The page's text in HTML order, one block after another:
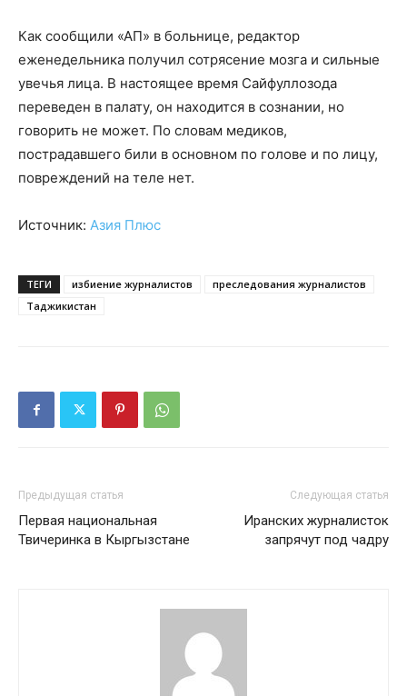
Как сообщили «АП» в больнице, редактор
еженедельника получил сотрясение мозга и сильные
увечья лица. В настоящее время Сайфуллозода
переведен в палату, он находится в сознании, но
говорить не может. По словам медиков,
пострадавшего били в основном по голове и по лицу,
повреждений на теле нет.
Источник: Азия Плюс
ТЕГИ избиение журналистов
преследования журналистов
Таджикистан
Предыдущая статья
Первая национальная
Твичеринка в Кыргызстане
Следующая статья
Иранских журналисток
запрячут под чадру